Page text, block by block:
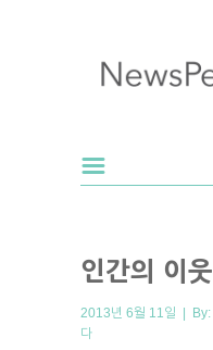
인간의 이웃
2013년 6월 11일 | By:
다